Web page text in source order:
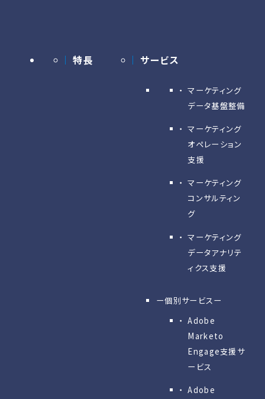
特長 サービス
マーケティング
データ基盤整備
マーケティング
オペレーション
支援
マーケティング
コンサルティン
グ
マーケティング
データアナリテ
ィクス支援
ー個別サービスー
Adobe
Marketo
Engage⽀援サ
ービス
Adobe